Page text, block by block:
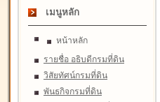
เมนูหลัก
หน้าหลัก
รายชื่อ อธิบดีกรมที่ดิน
วิสัยทัศน์กรมที่ดิน
พันธกิจกรมที่ดิน